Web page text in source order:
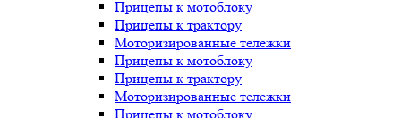
Прицепы к мотоблоку
Прицепы к трактору
Моторизированные тележки
Прицепы к мотоблоку
Прицепы к трактору
Моторизированные тележки
Прицепы к мотоблоку